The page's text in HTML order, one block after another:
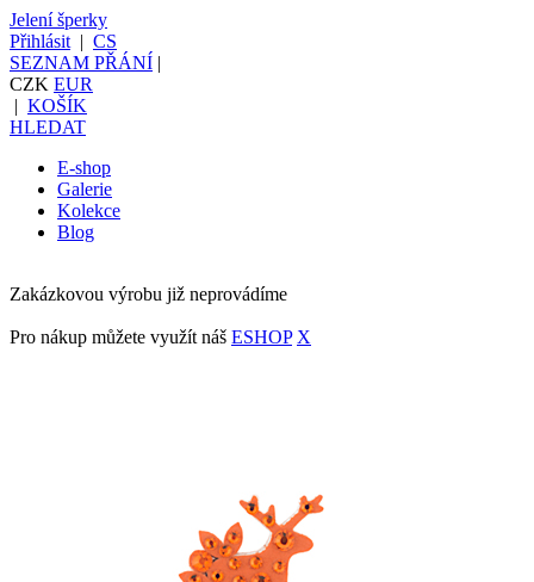
Jelení šperky
Přihlásit | CS
SEZNAM PŘÁNÍ |
CZK EUR
| KOŠÍK
HLEDAT
E-shop
Galerie
Kolekce
Blog
Zakázkovou výrobu již neprovádíme
Pro nákup můžete využít náš ESHOP X